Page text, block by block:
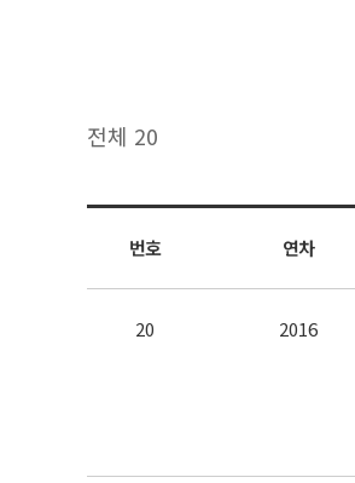
전체 20
번호 연차
20 2016